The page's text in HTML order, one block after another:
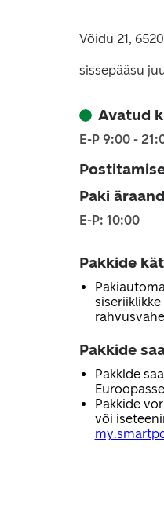
Võidu 21,
sissepääsu
Avatud
E-P 9:00 -
Paki
E-P: 10:00
Pakkide
siseriiklikke
Pakkide
Pakkide
Euroopasse
Pakkide
või